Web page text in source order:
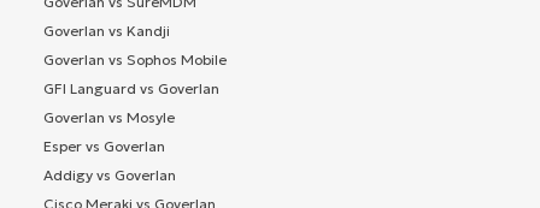
Goverlan vs Kandji
Goverlan vs Sophos Mobile
GFI Languard vs Goverlan
Goverlan vs Mosyle
Esper vs Goverlan
Addigy vs Goverlan
Cisco Meraki vs Goverlan